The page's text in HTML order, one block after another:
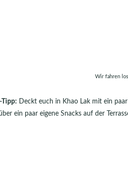
Wir fahren
Tipp: Deckt euch in Khao Lak mit ein
ein paar eigene Snacks auf der